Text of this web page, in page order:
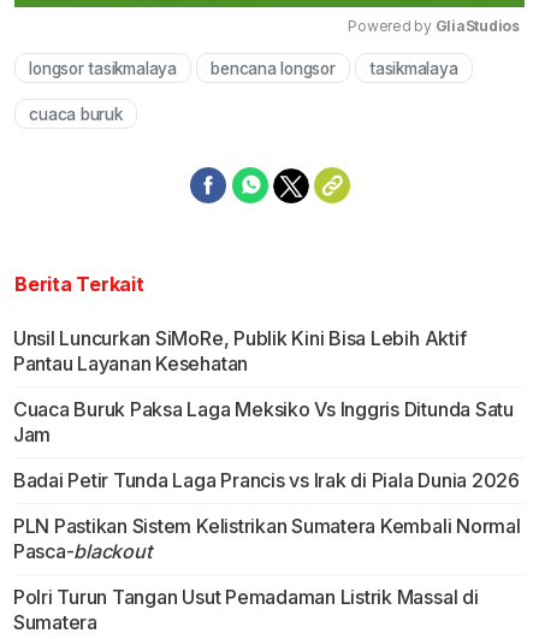
Mute
Powered by GliaStudios
longsor tasikmalaya bencana longsor tasikmalaya
cuaca buruk
Berita Terkait
Unsil Luncurkan SiMoRe, Publik Kini Bisa Lebih Aktif
Pantau Layanan Kesehatan
Cuaca Buruk Paksa Laga Meksiko Vs Inggris Ditunda Satu
Jam
Badai Petir Tunda Laga Prancis vs Irak di Piala Dunia 2026
PLN Pastikan Sistem Kelistrikan Sumatera Kembali Normal
Pasca-blackout
Polri Turun Tangan Usut Pemadaman Listrik Massal di
Sumatera